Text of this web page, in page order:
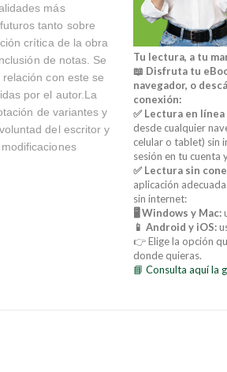
más
tanto sobre
crítica de la obra
de notas. Se
con este se
por el autor.La
de variantes y
del escritor y
Tu lectura, a tu
📖 Disfruta tu
navegador, o
conexión:
✅ Lectura en
desde cualquier
celular o tablet) sin
sesión en tu cuenta
✅ Lectura sin
aplicación
sin internet:
🖥️ Windows y Mac:
📱 Android y iOS:
👉 Elige la opción
donde quieras.
📘 Consulta aquí la